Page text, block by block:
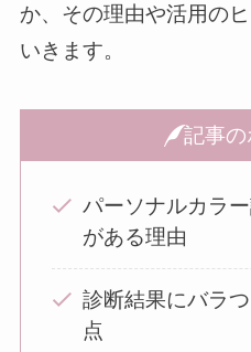
か、その理由や活用の
いきます。
記事の
パーソナルカラ
がある理由
診断結果にバラ
点